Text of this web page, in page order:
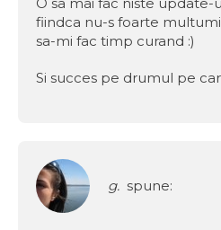
fiindca nu-s foarte
sa-mi fac timp curand :)
Si succes pe drumul pe
g. spune: